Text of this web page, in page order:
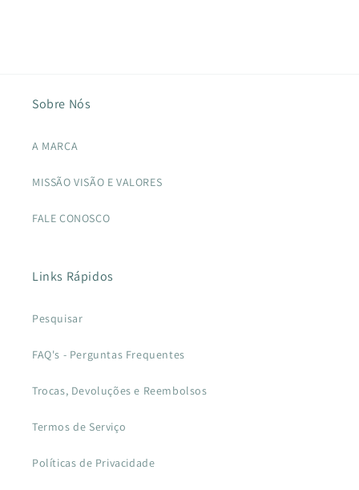
Sobre Nós
A MARCA
MISSÃO VISÃO E VALORES
FALE CONOSCO
Links Rápidos
Pesquisar
FAQ's - Perguntas Frequentes
Trocas, Devoluções e Reembolsos
Termos de Serviço
Políticas de Privacidade